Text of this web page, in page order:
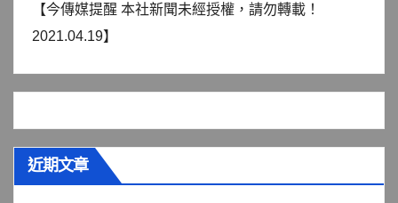
【今傳媒提醒 本社新聞未經授權，請勿轉載！
2021.04.19】
近期文章